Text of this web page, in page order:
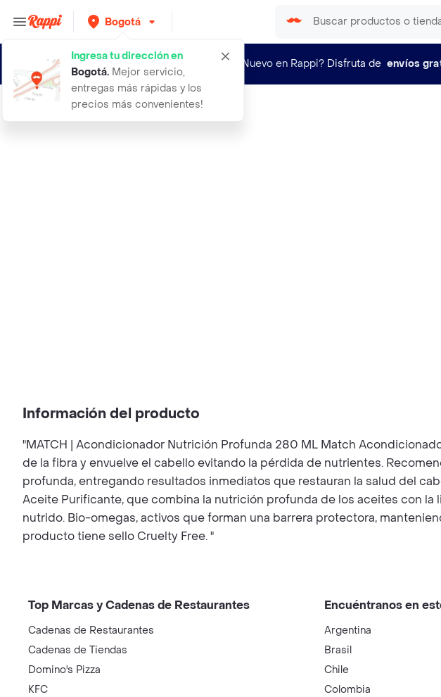
Bogotá
Ingresa tu dirección en
Bogotá. Mejor servicio,
entregas más rápidas y los
precios más convenientes!
¿Nuevo en Rappi? Disfruta de envíos
acondicionador nutricion profunda 2
Información del producto
"MATCH | Acondicionador Nutrición Profunda 280 ML Match
de la fibra y envuelve el cabello evitando la pérdida de nutrientes.
profunda, entregando resultados inmediatos que restauran la salud del
Aceite Purificante, que combina la nutrición profunda de los aceites con
nutrido. Bio-omegas, activos que forman una barrera protectora,
producto tiene sello Cruelty Free. "
Top Marcas y Cadenas de Restaurantes
Cadenas de Restaurantes
Cadenas de Tiendas
Domino's Pizza
KFC
Encuéntranos en
Argentina
Brasil
Chile
Colombia